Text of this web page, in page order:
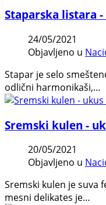
Staparska listara
24/05/2021
Objavljeno u
Stapar je selo
odlični harmonikaši,…
Sremski kulen -
20/05/2021
Objavljeno u
Sremski kulen je suva
mesni delikates je…